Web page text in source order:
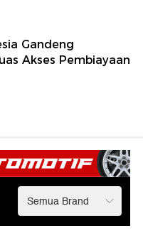
Gandeng
Akses Pembiayaan